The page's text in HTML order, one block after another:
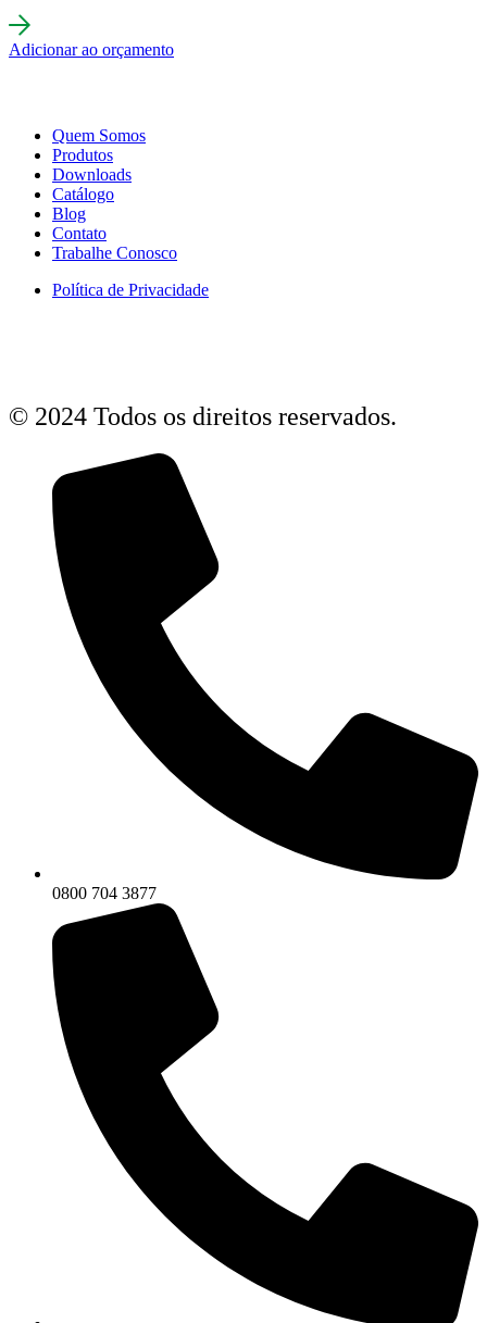
Adicionar ao orçamento
Quem Somos
Produtos
Downloads
Catálogo
Blog
Contato
Trabalhe Conosco
Política de Privacidade
© 2024 Todos os direitos reservados.
0800 704 3877